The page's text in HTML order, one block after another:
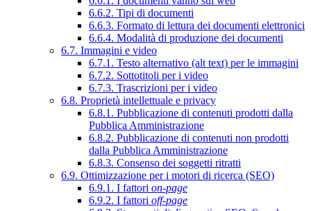
6.6.2. Tipi di documenti
6.6.3. Formato di lettura dei documenti elettronici
6.6.4. Modalità di produzione dei documenti
6.7. Immagini e video
6.7.1. Testo alternativo (alt text) per le immagini
6.7.2. Sottotitoli per i video
6.7.3. Trascrizioni per i video
6.8. Proprietà intellettuale e privacy
6.8.1. Pubblicazione di contenuti prodotti dalla
Pubblica Amministrazione
6.8.2. Pubblicazione di contenuti non prodotti
dalla Pubblica Amministrazione
6.8.3. Consenso dei soggetti ritratti
6.9. Ottimizzazione per i motori di ricerca (SEO)
6.9.1. I fattori on-page
6.9.2. I fattori off-page